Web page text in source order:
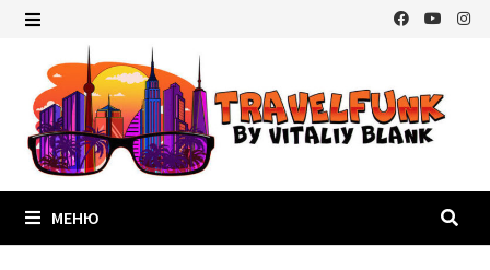
Перейти
содержимому
МЕНЮ